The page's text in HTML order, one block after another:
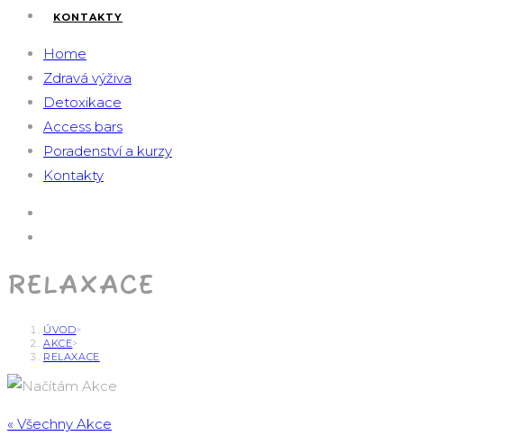
KONTAKTY
Home
Zdravá výživa
Detoxikace
Access bars
Poradenství a kurzy
Kontakty
RELAXACE
ÚVOD>
AKCE>
RELAXACE
« Všechny Akce